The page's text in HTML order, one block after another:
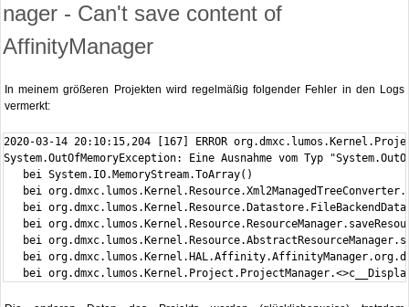
nager - Can't save content of
AffinityManager
In meinem größeren Projekten wird regelmäßig folgender Fehler in den Logs
vermerkt:
2020-03-14 20:10:15,204 [167] ERROR
System.OutOfMemoryException: Eine Ausnahme vom Typ
   bei System.IO.MemoryStream.ToArray()
bei
bei
bei
bei
bei
bei